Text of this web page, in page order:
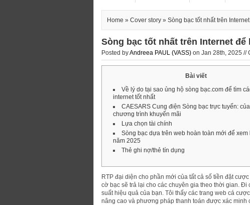
Home » Cover story » Sòng bạc tốt nhất trên
Sòng bạc tốt nhất trên Internet
Posted byAndreea PAUL (VASS) on Jan 28th, 2025 //
Bài viết
Về lý do tại sao ủng hộ sòng bạc.com để tìm
internet tốt nhất
CAESARS Cung điện Sòng bạc trực tuyến:
chương trình khuyến mãi
Lựa chọn tài chính
Sòng bạc dựa trên web hoàn toàn mới để xem
năm 2025
Thẻ ghi nợ/thẻ tín dụng
RTP đại diện cho phần mới của tất cả số tiền đặt
cờ bạc sẽ trả lại cho các chuyên gia theo thời gian.
suất hiệu quả của bạn. Tôi thấy các trang web cá
nâng cao và phương pháp thanh toán được xác minh